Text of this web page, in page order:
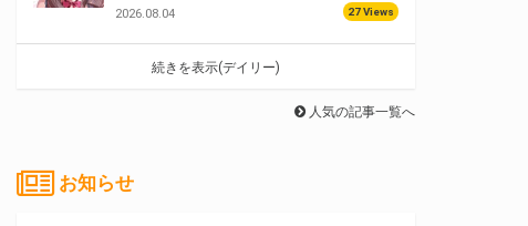
2026.08.04 27 Views
続きを表示(デイリー)
人気の記事一覧へ
お知らせ